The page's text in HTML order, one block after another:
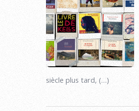
siècle plus tard, (…)